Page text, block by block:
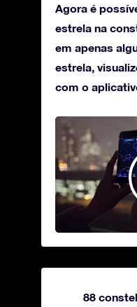
Agora é
estrela na
em apenas
estrela,
com o
88